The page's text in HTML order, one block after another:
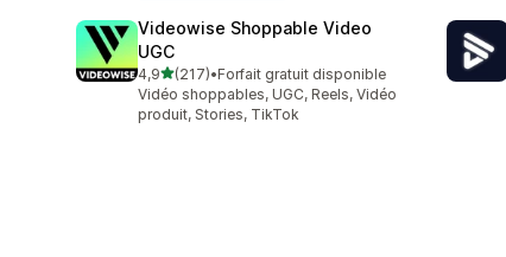
Videowise Shoppable Video
UGC
4,9étoile(s) sur 5
(217)
217 avis au total
•Forfait gratuit disponible
Vidéo shoppables, UGC, Reels, Vidéo
produit, Stories, TikTok